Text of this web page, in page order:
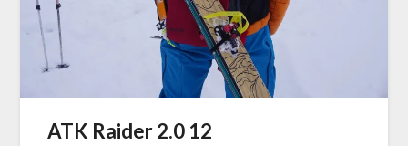
ATK Raider 2.0 12